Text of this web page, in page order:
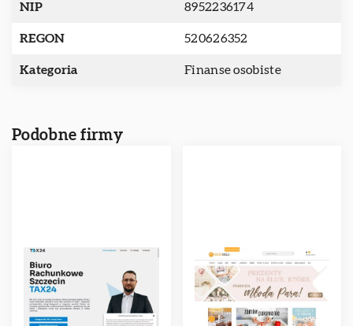
NIP 8952236174
REGON 520626352
Kategoria Finanse osobiste
Podobne firmy